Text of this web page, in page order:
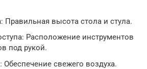
Правильная высота стола и стула.
Расположение инструментов
под рукой.
Обеспечение свежего воздуха.